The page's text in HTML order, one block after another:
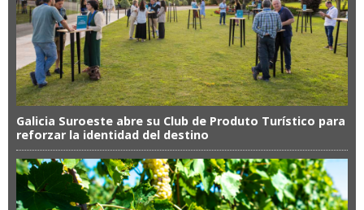
Galicia Suroeste abre su Club de Produto Turístico para
reforzar la identidad del destino